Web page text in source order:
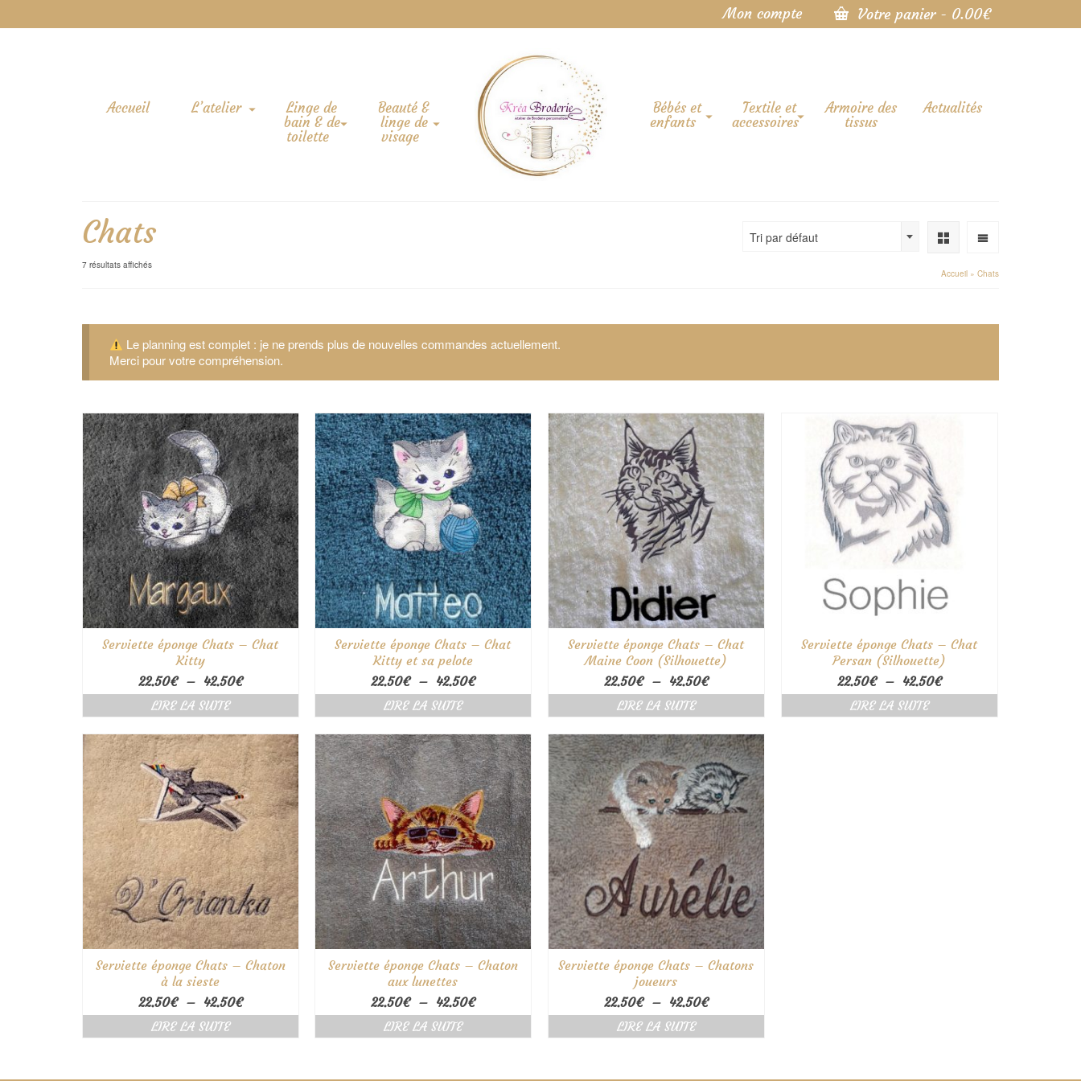
Mon compte Votre panier - 0.00€
Accueil L’atelier
Linge de
bain & de
toilette
Beauté &
linge de
visage
Bébés et
enfants
Textile et
accessoires
Armoire des
tissus
Actualités
Chats
7 résultats affichés
Tri par défaut
Accueil » Chats
Le planning est complet : je ne prends plus de nouvelles commandes actuellement.
Merci pour votre compréhension.
Serviette éponge Chats – Chat
Kitty
22.50€ – 42.50€Plage
de
prix :
à
42.50€
LIRE LA SUITE
Serviette éponge Chats – Chat
Kitty et sa pelote
22.50€ – 42.50€Plage
de
prix :
à
42.50€
LIRE LA SUITE
Serviette éponge Chats – Chat
Maine Coon (Silhouette)
22.50€ – 42.50€Plage
de
prix :
à
42.50€
LIRE LA SUITE
Serviette éponge Chats – Chat
Persan (Silhouette)
22.50€ – 42.50€Plage
de
prix :
LIRE LA SUITE
Serviette éponge Chats – Chaton
à la sieste
22.50€ – 42.50€Plage
de
prix :
LIRE LA SUITE
Serviette éponge Chats – Chaton
aux lunettes
22.50€ – 42.50€Plage
de
prix :
LIRE LA SUITE
Serviette éponge Chats – Chatons
joueurs
22.50€ – 42.50€Plage
de
prix :
LIRE LA SUITE